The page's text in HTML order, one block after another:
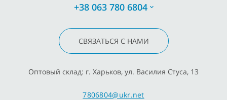
+38 063 780 6804
СВЯЗАТЬСЯ С НАМИ
Оптовый склад: г. Харьков, ул. Василия Стуса, 13
7806804@ukr.net